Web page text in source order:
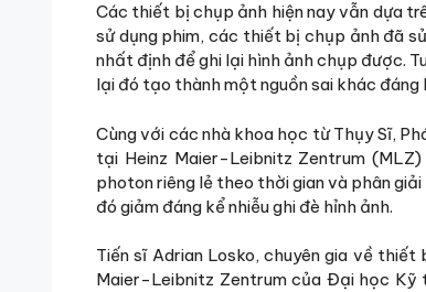
Các thiết bị chụp ảnh hiện nay vẫn dựa
sử dụng phim, các thiết bị chụp ảnh đã
nhất định để ghi lại hình ảnh chụp được.
lại đó tạo thành một nguồn sai khác
Cùng với các nhà khoa học từ Thụy Sĩ,
tại Heinz Maier-Leibnitz Zentrum
photon riêng lẻ theo thời gian và phân
đó giảm đáng kể nhiễu ghi đè hỉnh ảnh.
Tiến sĩ Adrian Losko, chuyên gia về
Maier-Leibnitz Zentrum của Đại học Kỹ